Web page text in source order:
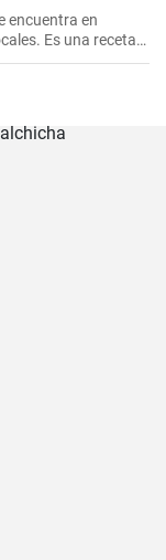
encuentra en
Es una receta
de lomo de
vinagre y ajo
Es excelente